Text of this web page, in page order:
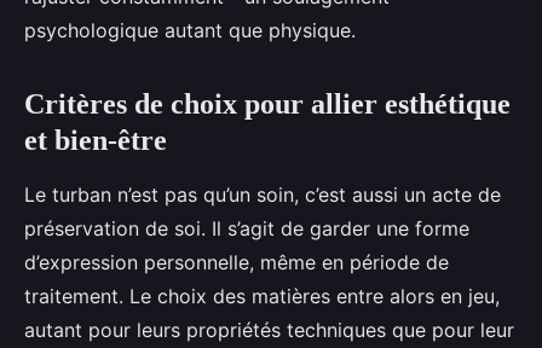
psychologique autant que physique.
Critères de choix pour allier esthétique
et bien-être
Le turban n’est pas qu’un soin, c’est aussi un acte de
préservation de soi. Il s’agit de garder une forme
d’expression personnelle, même en période de
traitement. Le choix des matières entre alors en jeu,
autant pour leurs propriétés techniques que pour leur